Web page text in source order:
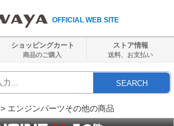
OFFICIAL WEB SITE
ショッピングカート
商品のご購入
ストア情報
送料、 お支払い
SEARCH
> エンジンパーツその他の商品